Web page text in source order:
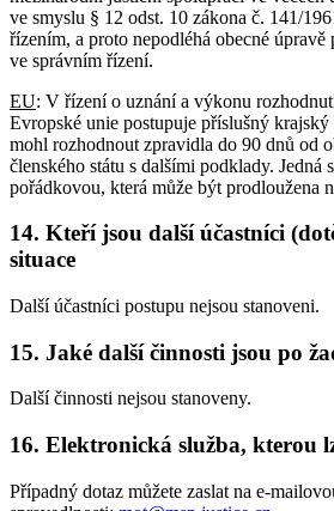
ve smyslu § 12 odst. 10 zákona č. 141/
řízením, a proto nepodléhá obecné
ve správním řízení.
EU: V řízení o uznání a výkonu
Evropské unie postupuje příslušný
mohl rozhodnout zpravidla do 90 dnů od
členského státu s dalšími podklady. Jedná
pořádkovou, která může být prodloužena
14. Kteří jsou další účastníci
situace
Další účastníci postupu nejsou stanoveni.
15. Jaké další činnosti jsou po
Další činnosti nejsou stanoveny.
16. Elektronická služba, kterou
Případný dotaz můžete zaslat na e-